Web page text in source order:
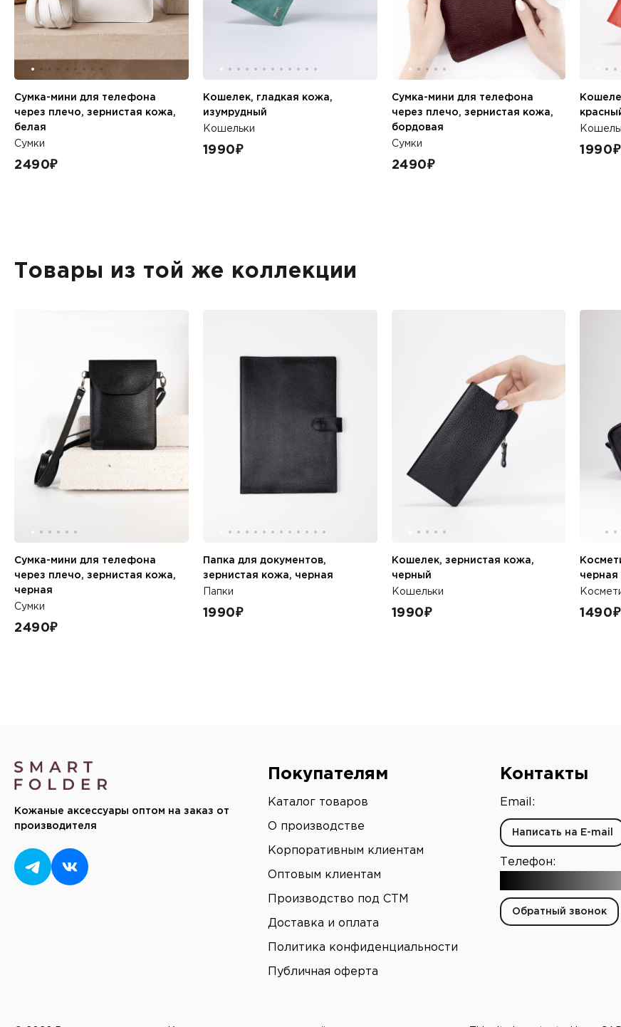
Сумка-мини для телефона
через плечо, зернистая кожа,
белая
Сумки
2490₽
Кошелек, гладкая кожа,
изумрудный
Кошельки
1990₽
Сумка-мини для телефона
через плечо, зернистая кожа,
бордовая
Сумки
2490₽
1990₽
Товары из той же коллекции
Сумка-мини для телефона
через плечо, зернистая кожа,
черная
Сумки
2490₽
Папка для документов,
зернистая кожа, черная
Папки
1990₽
Кошелек, зернистая кожа,
черный
Кошельки
1990₽
черная
1490₽
Кожаные аксессуары оптом на заказ от
производителя
Покупателям
Каталог товаров
О производстве
Корпоративным клиентам
Оптовым клиентам
Производство под СТМ
Доставка и оплата
Политика конфиденциальности
Публичная оферта
Контакты
Email:
Написать на E-mail
Телефон:
Обратный звонок